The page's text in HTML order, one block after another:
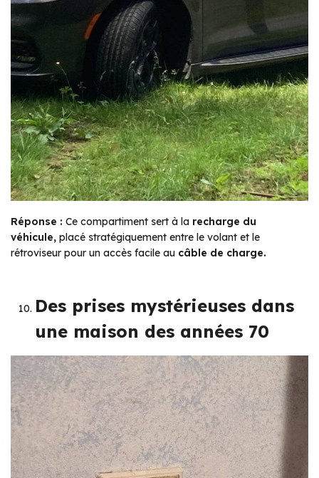
Réponse : Ce compartiment sert à la recharge du
véhicule, placé stratégiquement entre le volant et le
rétroviseur pour un accès facile au câble de charge.
Des prises mystérieuses dans
une maison des années 70